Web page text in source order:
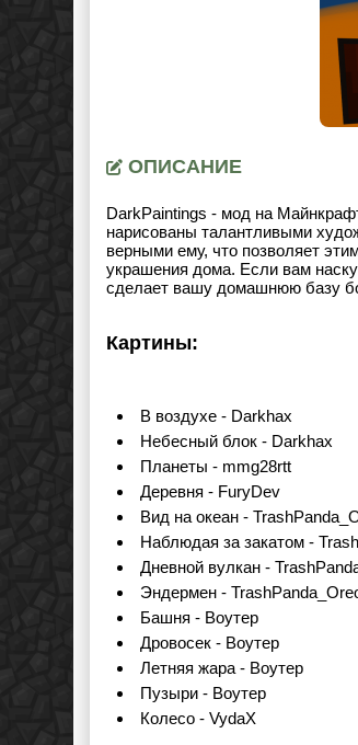
ОПИСАНИЕ
DarkPaintings - мод на
нарисованы талантливыми
верными ему, что позволяет
украшения дома. Если вам
сделает вашу домашнюю базу
Картины:
В воздухе - Darkhax
Небесный блок - Darkhax
Планеты - mmg28rtt
Деревня - FuryDev
Вид на океан -
Наблюдая за закатом -
Дневной вулкан -
Эндермен -
Башня - Воутер
Дровосек - Воутер
Летняя жара - Воутер
Пузыри - Воутер
Колесо - VydaX